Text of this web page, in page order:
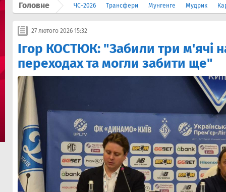
Головне ЧС-2026 Трансфери Мунгенге Мудрик
27 лютого 2026 15:32
Ігор КОСТЮК: "Забили три м'ячі
переходах та могли забити ще"